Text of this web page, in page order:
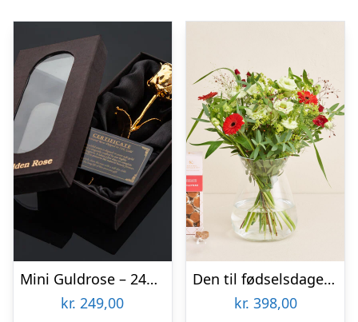
Mini Guldrose – 24K Guldbelagt Rose
kr. 249,00
Den til fødselsdagen med tillykkekarameller
kr. 398,00